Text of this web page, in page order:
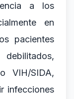
a los
en
pacientes
VIH/SIDA,
infecciones